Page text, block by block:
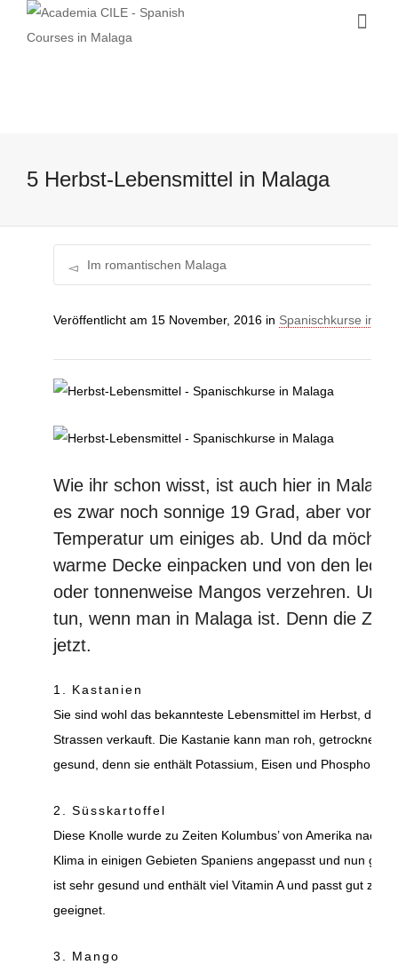
5 Herbst-Lebensmittel in Malaga
Im romantischen Malaga
Veröffentlicht am 15 November, 2016 in Spanischkurse in
Wie ihr schon wisst, ist auch hier in
es zwar noch sonnige 19 Grad, aber vor
Temperatur um einiges ab. Und da
warme Decke einpacken und von den
oder tonnenweise Mangos verzehren.
tun, wenn man in Malaga ist. Denn die
jetzt.
1. Kastanien
Sie sind wohl das bekannteste Lebensmittel im Herbst,
Strassen verkauft. Die Kastanie kann man roh, getrocknet,
gesund, denn sie enthält Potassium, Eisen und Phosphor.
2. Süsskartoffel
Diese Knolle wurde zu Zeiten Kolumbus’ von Amerika nach
Klima in einigen Gebieten Spaniens angepasst und nun
ist sehr gesund und enthält viel Vitamin A und passt gut zu
geeignet.
3. Mango